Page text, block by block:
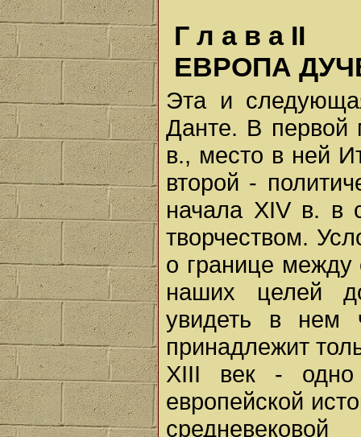
Г л а в а II
ЕВРОПА
Эта и
Данте. В первой
в., место в ней
второй -
начала XIV в. в
творчеством.
о границе между
наших целей
увидеть в нем
принадлежит
XIII век - одно
европейской